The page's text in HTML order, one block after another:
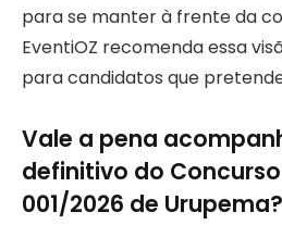
para se manter à frente da
EventiOZ recomenda essa
para candidatos que
Vale a pena
definitivo do Concurso
001/2026 de Urupema?